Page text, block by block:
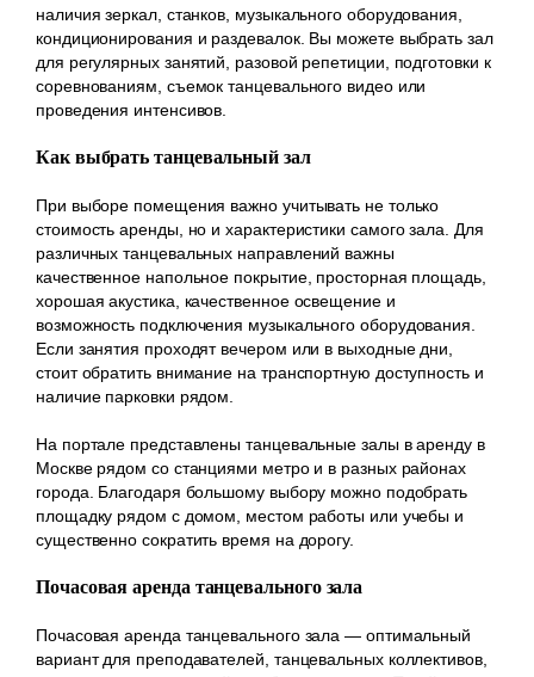
наличия зеркал, станков, музыкального оборудования,
кондиционирования и раздевалок. Вы можете выбрать зал
для регулярных занятий, разовой репетиции, подготовки к
соревнованиям, съемок танцевального видео или
проведения интенсивов.
Как выбрать танцевальный зал
При выборе помещения важно учитывать не только
стоимость аренды, но и характеристики самого зала. Для
различных танцевальных направлений важны
качественное напольное покрытие, просторная площадь,
хорошая акустика, качественное освещение и
возможность подключения музыкального оборудования.
Если занятия проходят вечером или в выходные дни,
стоит обратить внимание на транспортную доступность и
наличие парковки рядом.
На портале представлены танцевальные залы в аренду в
Москве рядом со станциями метро и в разных районах
города. Благодаря большому выбору можно подобрать
площадку рядом с домом, местом работы или учебы и
существенно сократить время на дорогу.
Почасовая аренда танцевального зала
Почасовая аренда танцевального зала — оптимальный
вариант для преподавателей, танцевальных коллективов,